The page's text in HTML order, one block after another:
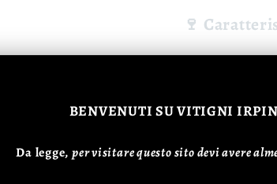
🍷
Gusto:
🍽️
BENVENUTI SU VITIGNI
Da legge,per visitare questo sito devi avere